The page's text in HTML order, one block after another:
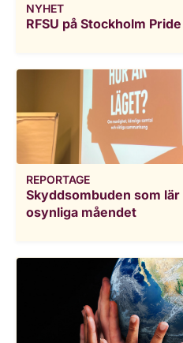
NYHET
RFSU på Stockholm
REPORTAGE
Skyddsombuden som
osynliga måendet